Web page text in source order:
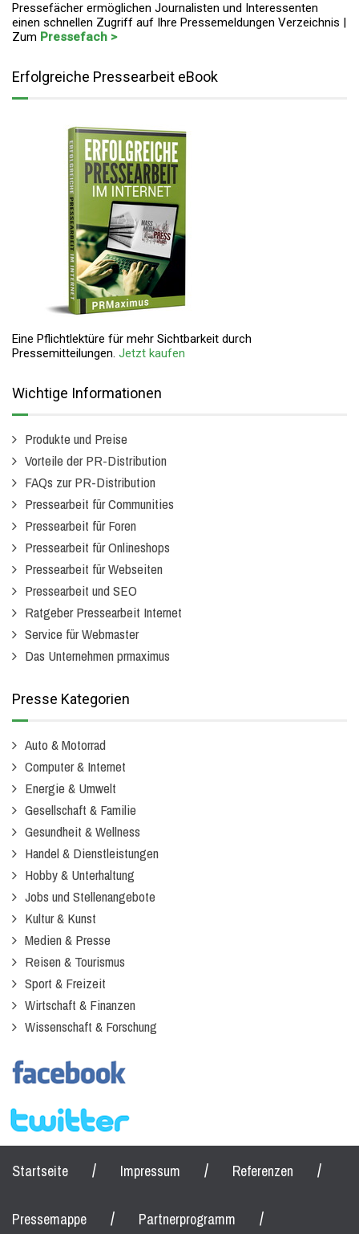
Pressefächer ermöglichen Journalisten und Interessenten
einen schnellen Zugriff auf Ihre Pressemeldungen Verzeichnis |
Zum Pressefach >
Erfolgreiche Pressearbeit eBook
Eine Pflichtlektüre für mehr Sichtbarkeit durch
Pressemitteilungen. Jetzt kaufen
Wichtige Informationen
Produkte und Preise
Vorteile der PR-Distribution
FAQs zur PR-Distribution
Pressearbeit für Communities
Pressearbeit für Foren
Pressearbeit für Onlineshops
Pressearbeit für Webseiten
Pressearbeit und SEO
Ratgeber Pressearbeit Internet
Service für Webmaster
Das Unternehmen prmaximus
Presse Kategorien
Auto & Motorrad
Computer & Internet
Energie & Umwelt
Gesellschaft & Familie
Gesundheit & Wellness
Handel & Dienstleistungen
Hobby & Unterhaltung
Jobs und Stellenangebote
Kultur & Kunst
Medien & Presse
Reisen & Tourismus
Sport & Freizeit
Wirtschaft & Finanzen
Wissenschaft & Forschung
Startseite / Impressum / Referenzen /
Pressemappe / Partnerprogramm /